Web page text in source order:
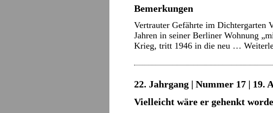
Bemerkungen
Vertrauter Gefährte im Dichtergarten
Jahren in seiner Berliner Wohnung
Krieg, tritt 1946 in die neu …
22. Jahrgang | Nummer 17 | 19.
Vielleicht wäre er gehenkt